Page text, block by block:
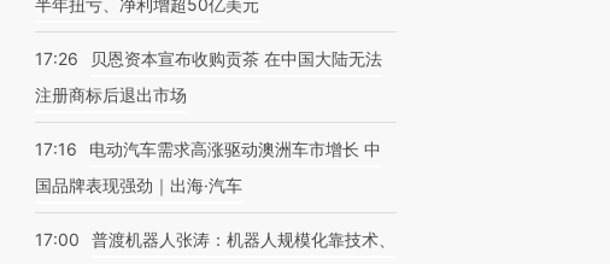
半年扭亏、净利增超50亿美元
17:26
贝恩资本宣布收购贡茶 在中国大陆无法
注册商标后退出市场
17:16
电动汽车需求高涨驱动澳洲车市增长 中
国品牌表现强劲｜出海·汽车
17:00
普渡机器人张涛：机器人规模化靠技术、